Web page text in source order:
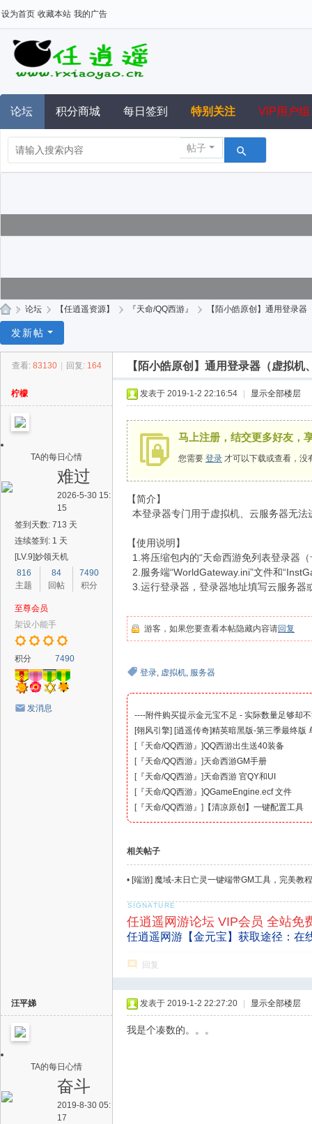
设为首页 收藏本站 我的广告
论坛 积分商城 每日签到 特别关注 VIP用户组
帖子
逍
» 论坛 › 【任逍遥资源】 › 『天命/QQ西游』 › 【陌小皓原创】通用登录
发新帖
查看: 83130 回复: 164 【陌小皓原创】通用登录器（虚拟
柠檬
TA的每日心情
难过
2026-5-30 15:
15
签到天数: 713 天
连续签到: 1 天
[LV.9]妙领天机
816
主题
84
回帖
7490
积分
至尊会员
架设小能手
积分 7490
发消息
发表于 2019-1-2 22:16:54 显示全部楼层
马上注册，结交更多好友，
您需要 登录 才可以下载或查看，没
【简介】
本登录器专门用于虚拟机、云服务器无
【使用说明】
1.将压缩包内的“天命西游免列表登录器
2.服务端“WorldGateway.ini”文件和
3.运行登录器，登录器地址填写云服务器
游客，如果您要查看本帖隐藏内容请回复
登录, 虚拟机, 服务器
----附件购买提示金元宝不足 - 实际数量足够却
[翎风引擎] [逍遥传奇]精英暗黑版-第三季最终版
[『传奇服务端-亲测』]
QQ西游出生送40装备
[『天命/QQ西游』 ]
天命西游GM手册
[『天命/QQ西游』 ]
天命西游 官QY和UI
[『天命/QQ西游』 ]
QGameEngine.ecf 文件
[『天命/QQ西游』 ]
【清凉原创】一键配置工具
[『天命/QQ西游』 ]
相关帖子
• [端游] 魔域-末日亡灵一键端带GM工具，完美教
任逍遥网游论坛 VIP会员 全站免
任逍遥网游【金元宝】获取途径：在
回复
汪平娣
TA的每日心情
奋斗
2019-8-30 05:
17
发表于 2019-1-2 22:27:20 显示全部楼层
我是个凑数的。。。